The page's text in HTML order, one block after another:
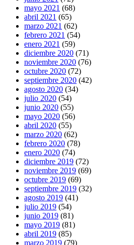
mayo 2021 (68)
abril 2021 (65)
marzo 2021 (62)
febrero 2021 (54)
enero 2021 (59)
diciembre 2020 (71)
noviembre 2020 (76)
octubre 2020 (72)
septiembre 2020 (42)
agosto 2020 (34)
julio 2020 (54)
junio 2020 (55)
mayo 2020 (56)
abril 2020 (55)
marzo 2020 (62)
febrero 2020 (78)
enero 2020 (74)
diciembre 2019 (72)
noviembre 2019 (69)
octubre 2019 (69)
septiembre 2019 (32)
agosto 2019 (41)
julio 2019 (54)
junio 2019 (81)
mayo 2019 (81)
abril 2019 (85)
marzo 2019 (79)